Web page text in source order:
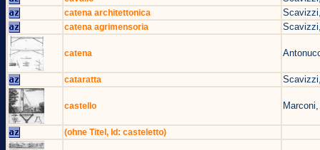
catena architettonica
catena agrimensoria
catena
cataratta
castello
(ohne Titel, Id: casteletto)